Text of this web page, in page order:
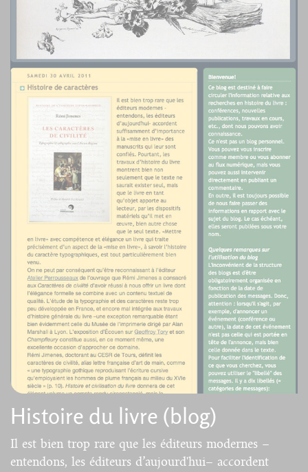
Histoire du livre (blog)
Il est bien trop rare que les éditeurs modernes –
entendons, les éditeurs d’aujourd'hui– accordent